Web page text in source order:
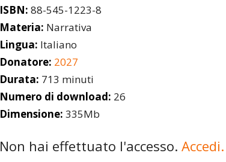
ISBN: 88-545-1223-8
Materia: Narrativa
Lingua: Italiano
Donatore: 2027
Durata: 713 minuti
Numero di download: 26
Dimensione: 335Mb
Non hai effettuato l'accesso. Accedi.